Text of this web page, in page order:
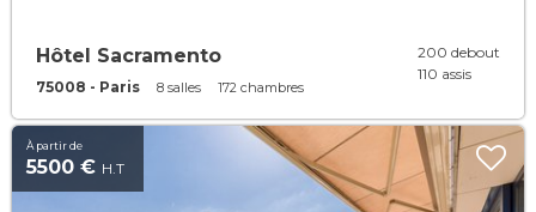
Hôtel Sacramento
75008 - Paris 8 salles 172 chambres
200 debout
110 assis
À partir de
5500 € H.T